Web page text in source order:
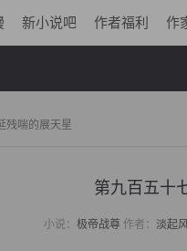
新小说吧 作者福利 作
残喘的展天星
第九百五十
小说： 极帝战尊作者： 淡起